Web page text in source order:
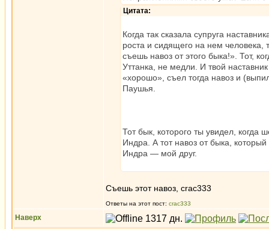
Цитата:
Когда так сказала супруга
роста и сидящего на нем человека,
съешь навоз от этого быка!». Тот,
Уттанка, не медли. И твой
«хорошо», съел тогда навоз и
Паушья.
Тот бык, которого ты увидел,
Индра. А тот навоз от быка,
Индра — мой друг.
Съешь этот навоз, crac333
Ответы на этот пост: crac333
Наверх